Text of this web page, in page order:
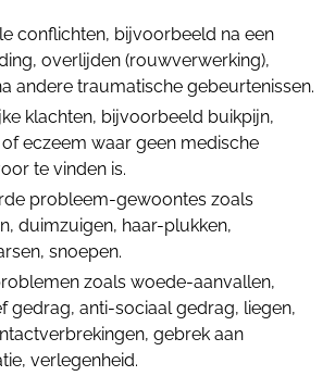
conflichten, bijvoorbeeld na een
overlijden (rouwverwerking),
andere traumatische gebeurtenissen.
klachten, bijvoorbeeld buikpijn,
eczeem waar geen medische
te vinden is.
probleem-gewoontes zoals
duimzuigen, haar-plukken,
snoepen.
zoals woede-aanvallen,
gedrag, anti-sociaal gedrag, liegen,
gebrek aan
verlegenheid.